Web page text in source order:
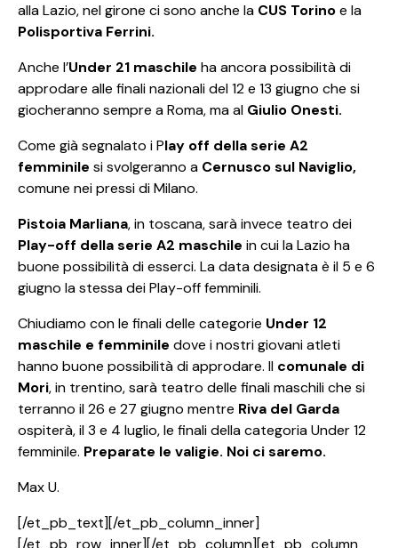
alla Lazio, nel girone ci sono anche la CUS Torinoe la
Polisportiva Ferrini.
Anche l’Under 21 maschile ha ancora possibilità di
approdare alle finali nazionali del 12 e 13 giugno che si
giocheranno sempre a Roma, ma al Giulio Onesti.
Come già segnalato i Play off della serie A2
femminile si svolgeranno a Cernusco sul Naviglio,
comune nei pressi di Milano.
Pistoia Marliana, in toscana, sarà invece teatro dei
Play-off della serie A2 maschile in cui la Lazio ha
buone possibilità di esserci. La data designata è il 5 e 6
giugno la stessa dei Play-off femminili.
Chiudiamo con le finali delle categorie Under 12
maschile e femminile dove i nostri giovani atleti
hanno buone possibilità di approdare. Il comunale di
Mori, in trentino, sarà teatro delle finali maschili che si
terranno il 26 e 27 giugno mentre Riva del Garda
ospiterà, il 3 e 4 luglio, le finali della categoria Under 12
femminile. Preparate le valigie. Noi ci saremo.
Max U.
[/et_pb_text][/et_pb_column_inner]
[/et_pb_row_inner][/et_pb_column][et_pb_column